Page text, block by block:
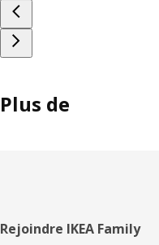
Plus de
Pied
Rejoindre IKEA Family